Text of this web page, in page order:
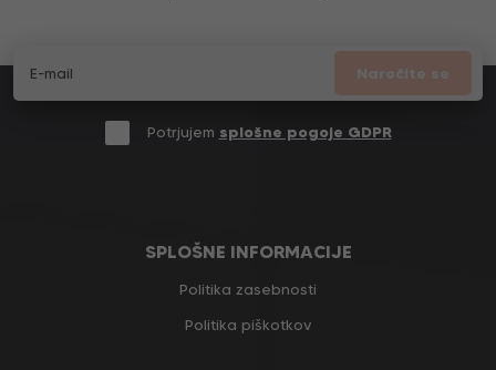
Naročite se
Potrjujem splošne pogoje GDPR
SPLOŠNE INFORMACIJE
Politika zasebnosti
Politika piškotkov